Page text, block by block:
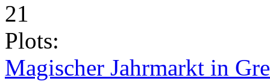
21
Plots:
Magischer Jahrmarkt in